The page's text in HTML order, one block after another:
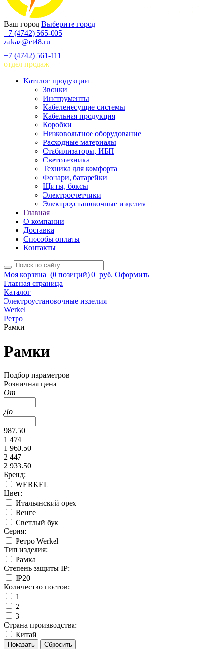
Ваш город Выберите город
+7 (4742) 565-005
zakaz@et48.ru
+7 (4742) 561-111
отдел продаж
Каталог продукции
Звонки
Инструменты
Кабеленесущие системы
Кабельная продукция
Коробки
Низковольтное оборудование
Расходные материалы
Стабилизаторы, ИБП
Светотехника
Техника для комфорта
Фонари, батарейки
Щиты, боксы
Электросчетчики
Электроустановочные изделия
Главная
О компании
Доставка
Способы оплаты
Контакты
Моя корзина (0 позиций) 0 руб. Оформить
Главная страница
Каталог
Электроустановочные изделия
Werkel
Ретро
Рамки
Рамки
Подбор параметров
Розничная цена
От
До
987.50
1 474
1 960.50
2 447
2 933.50
Бренд:
WERKEL
Цвет:
Итальянский орех
Венге
Светлый бук
Серия:
Ретро Werkel
Тип изделия:
Рамка
Степень защиты IP:
IP20
Количество постов:
1
2
3
Страна производства:
Китай